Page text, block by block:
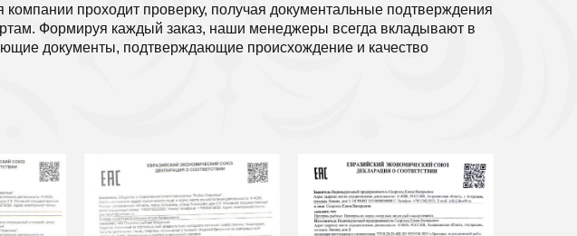
компании проходит проверку, получая документальные подтверждения
Формируя каждый заказ, наши менеджеры всегда вкладывают в
документы, подтверждающие происхождение и качество